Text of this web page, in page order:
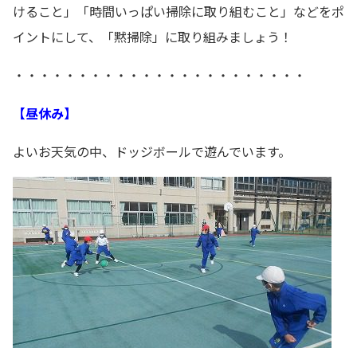
けること」「時間いっぱい掃除に取り組むこと」などをポ
イントにして、「黙掃除」に取り組みましょう！
・・・・・・・・・・・・・・・・・・・・・・・
【昼休み】
よいお天気の中、ドッジボールで遊んでいます。